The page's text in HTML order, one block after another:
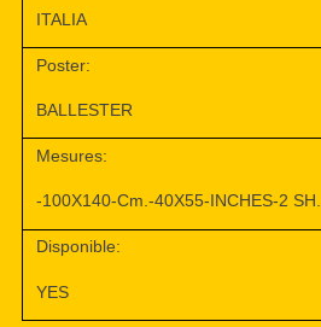
ITALIA
Poster:
BALLESTER
Mesures:
-100X140-Cm.-40X55-INCHES-2 SH.
Disponible:
YES